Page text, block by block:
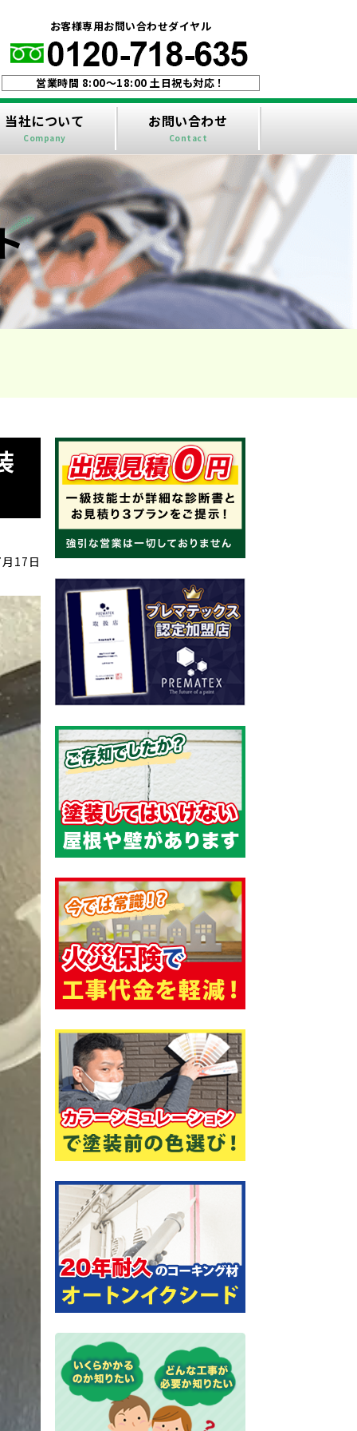
お客様専用お問い合わせダイヤル
営業時間 8:00〜18:00 土日祝も対応！
当社について
Company
お問い合わせ
Contact
17日